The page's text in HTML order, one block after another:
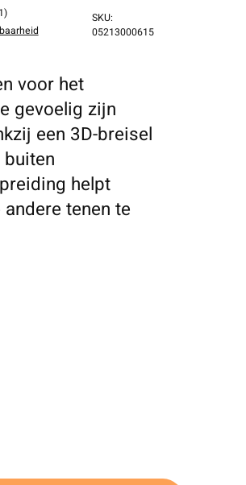
SKU:
05213000615
voor het
gevoelig zijn
een 3D-breisel
helpt
tenen te